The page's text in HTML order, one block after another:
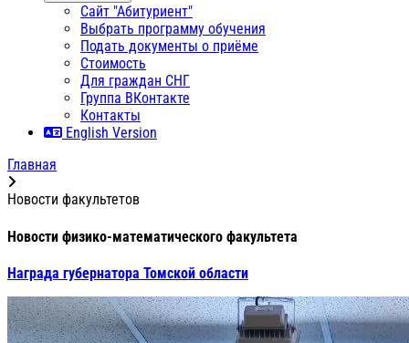
Сайт "Абитуриент"
Выбрать программу обучения
Подать документы о приёме
Стоимость
Для граждан СНГ
Группа ВКонтакте
Контакты
English Version
Главная
Новости факультетов
Новости физико-математического факультета
Награда губернатора Томской области